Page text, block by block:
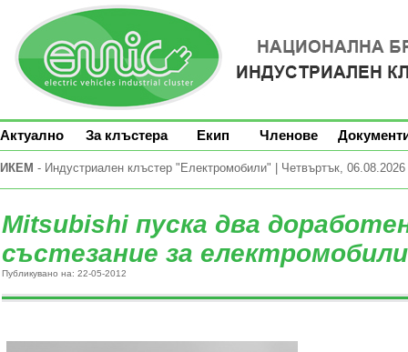
Актуално За клъстера Екип Членове
ИКЕМ - Индустриален клъстер "Електромобили" | Четвъртък, 06.08.2026
Mitsubishi пуска два
състезание за електромобили
Публикувано на: 22-05-2012